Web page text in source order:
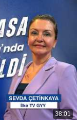
38:01